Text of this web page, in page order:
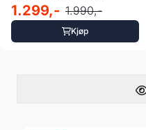
parkeringssensorer
1.299,- 1.990,-
Kjøp